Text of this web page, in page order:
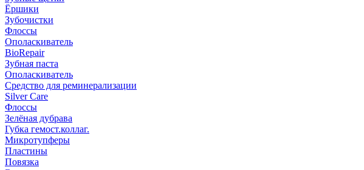
Ёршики
Зубочистки
Флоссы
Ополаскиватель
BioRepair
Зубная паста
Ополаскиватель
Средство для реминерализации
Silver Care
Флоссы
Зелёная дубрава
Губка гемост.коллаг.
Микротупферы
Пластины
Повязка